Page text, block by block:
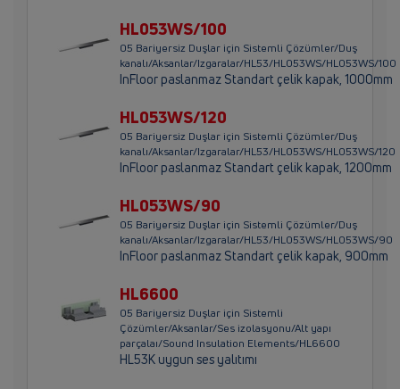
HL053WS/100
05 Bariyersiz Duşlar için Sistemli Çözümler/Duş
kanalı/Aksanlar/Izgaralar/HL53/HL053WS/HL053WS/100
InFloor paslanmaz Standart çelik kapak, 1000mm
HL053WS/120
05 Bariyersiz Duşlar için Sistemli Çözümler/Duş
kanalı/Aksanlar/Izgaralar/HL53/HL053WS/HL053WS/120
InFloor paslanmaz Standart çelik kapak, 1200mm
HL053WS/90
05 Bariyersiz Duşlar için Sistemli Çözümler/Duş
kanalı/Aksanlar/Izgaralar/HL53/HL053WS/HL053WS/90
InFloor paslanmaz Standart çelik kapak, 900mm
HL6600
05 Bariyersiz Duşlar için Sistemli
Çözümler/Aksanlar/Ses izolasyonu/Alt yapı
parçalaı/Sound Insulation Elements/HL6600
HL53K uygun ses yalıtımı